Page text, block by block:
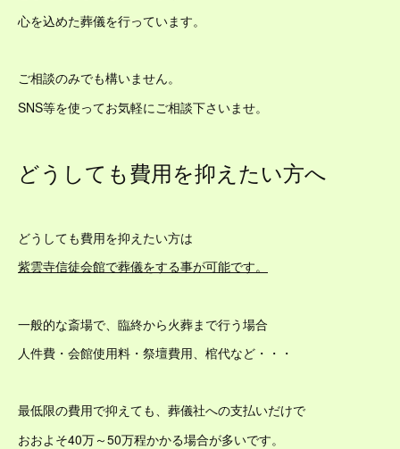
心を込めた葬儀を行っています。
ご相談のみでも構いません。
SNS等を使ってお気軽にご相談下さいませ。
どうしても費用を抑えたい方へ
どうしても費用を抑えたい方は
紫雲寺信徒会館で葬儀をする事が可能です。
一般的な斎場で、臨終から火葬まで行う場合
人件費・会館使用料・祭壇費用、棺代など・・・
最低限の費用で抑えても、葬儀社への支払いだけで
おおよそ40万～50万程かかる場合が多いです。